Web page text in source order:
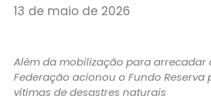
13 de maio de 2026
Além da mobilização para arrecadar
Federação acionou o Fundo Reserva
vítimas de desastres naturais